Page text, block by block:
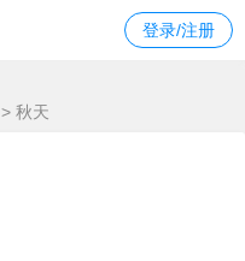
登录/注册
> 秋天